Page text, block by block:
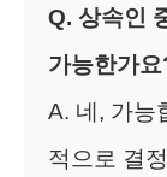
Q. 상속인
가능한가요
A. 네, 가능
적으로 결